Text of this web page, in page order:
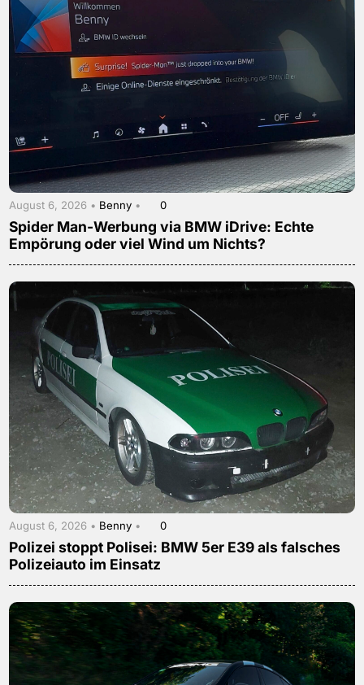
August 6, 2026 • Benny • 0
Spider Man-Werbung via BMW iDrive: Echte
Empörung oder viel Wind um Nichts?
August 6, 2026 • Benny • 0
Polizei stoppt Polisei: BMW 5er E39 als falsches
Polizeiauto im Einsatz